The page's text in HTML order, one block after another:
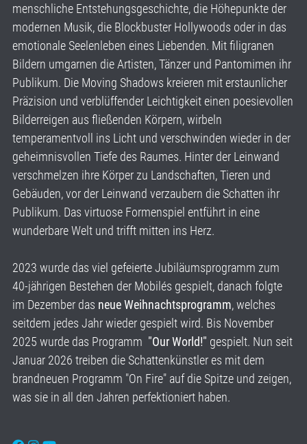
menschliche Entstehungsgeschichte, die Höhepunkte der
modernen Musik, die Blockbuster Hollywoods oder in das
emotionale Seelenleben eines Liebenden. Mit filigranen
Bildern umgarnen die Artisten, Tänzer und Pantomimen ihr
Publikum. Die Moving Shadows kreieren mit erstaunlicher
Präzision und verblüffender Leichtigkeit einen poesievollen
Bilderreigen aus fließenden Körpern, wirbeln
temperamentvoll ins Licht und verschwinden wieder in der
geheimnisvollen Tiefe des Raumes. Hinter der Leinwand
verschmelzen ihre Körper zu Landschaften, Tieren und
Gebäuden, vor der Leinwand verzaubern die Schatten ihr
Publikum. Das virtuose Formenspiel entführt in eine
wunderbare Welt und trifft mitten ins Herz.
2023 wurde das viel gefeierte Jubiläumsprogramm zum
40-jährigen Bestehen der Mobilés gespielt, danach folgte
im Dezember das neue Weihnachtsprogramm, welches
seitdem jedes Jahr wieder gespielt wird. Bis November
2025 wurde das Programm "Our World!" gespielt. Nun seit
Januar 2026 treiben die Schattenkünstler es mit dem
brandneuen Programm "On Fire" auf die Spitze und zeigen,
was sie in all den Jahren perfektioniert haben.